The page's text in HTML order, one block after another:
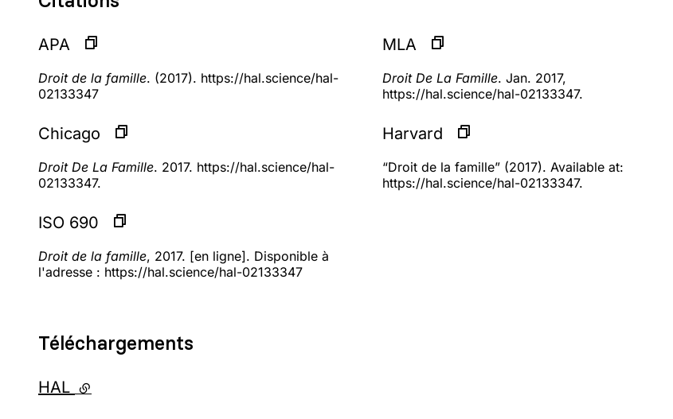
APA
Droit de la famille. (2017). https://hal.science/hal-
02133347
MLA
Droit De La Famille. Jan. 2017,
https://hal.science/hal-02133347.
Chicago
Droit De La Famille. 2017. https://hal.science/hal-
02133347.
Harvard
“Droit de la famille” (2017). Available at:
https://hal.science/hal-02133347.
ISO 690
Droit de la famille, 2017. [en ligne]. Disponible à
l'adresse : https://hal.science/hal-02133347
Téléchargements
HAL - lien externe